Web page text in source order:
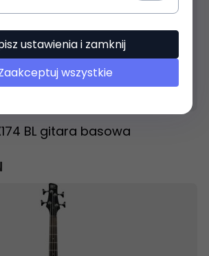
24 godziny
BL gitara basowa
ustawienia i zamknij
wszystkie